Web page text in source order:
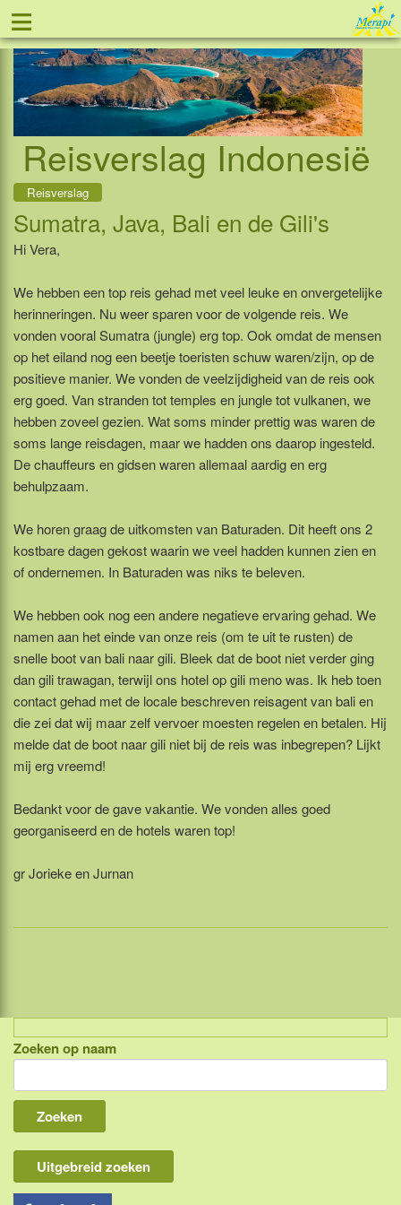
≡ Tel: 088 - 81 11 999
Reisverslag Indonesië
Reisverslag
Sumatra, Java, Bali en de Gili's
Hi Vera,
We hebben een top reis gehad met veel leuke en onvergetelijke
herinneringen. Nu weer sparen voor de volgende reis. We
vonden vooral Sumatra (jungle) erg top. Ook omdat de mensen
op het eiland nog een beetje toeristen schuw waren/zijn, op de
positieve manier. We vonden de veelzijdigheid van de reis ook
erg goed. Van stranden tot temples en jungle tot vulkanen, we
hebben zoveel gezien. Wat soms minder prettig was waren de
soms lange reisdagen, maar we hadden ons daarop ingesteld.
De chauffeurs en gidsen waren allemaal aardig en erg
behulpzaam.
We horen graag de uitkomsten van Baturaden. Dit heeft ons 2
kostbare dagen gekost waarin we veel hadden kunnen zien en
of ondernemen. In Baturaden was niks te beleven.
We hebben ook nog een andere negatieve ervaring gehad. We
namen aan het einde van onze reis (om te uit te rusten) de
snelle boot van bali naar gili. Bleek dat de boot niet verder ging
dan gili trawagan, terwijl ons hotel op gili meno was. Ik heb toen
contact gehad met de locale beschreven reisagent van bali en
die zei dat wij maar zelf vervoer moesten regelen en betalen. Hij
melde dat de boot naar gili niet bij de reis was inbegrepen? Lijkt
mij erg vreemd!
Bedankt voor de gave vakantie. We vonden alles goed
georganiseerd en de hotels waren top!
gr Jorieke en Jurnan
Indonesië, eilandcombinaties
Bali
Lombok
Flores & Komodo
Overige Sunda eilanden
Zoeken op naam
Uitgebreid zoeken